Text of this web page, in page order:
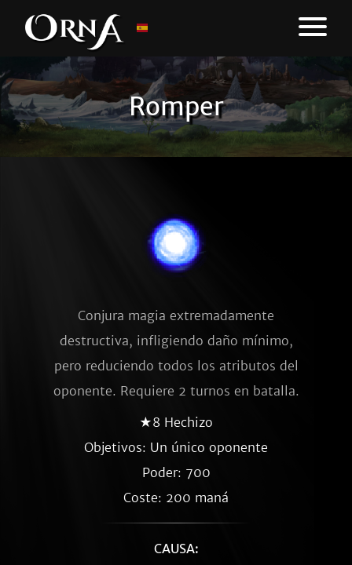
Romper
Conjura magia extremadamente
destructiva, infligiendo daño mínimo,
pero reduciendo todos los atributos del
oponente. Requiere 2 turnos en batalla.
★8 Hechizo
Objetivos: Un único oponente
Poder: 700
Coste: 200 maná
CAUSA: